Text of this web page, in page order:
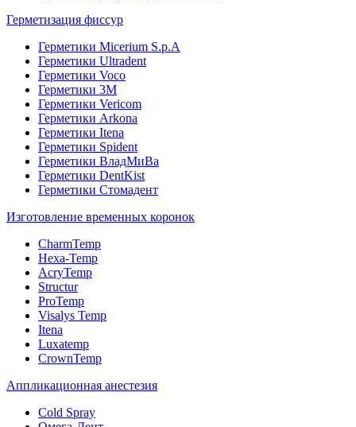
Герметизация фиссур
Герметики Micerium S.p.A
Герметики Ultradent
Герметики Voco
Герметики 3M
Герметики Vericom
Герметики Arkona
Герметики Itena
Герметики Spident
Герметики ВладМиВа
Герметики DentKist
Герметики Стомадент
Изготовление временных коронок
CharmTemp
Hexa-Temp
AcryTemp
Structur
ProTemp
Visalys Temp
Itena
Luxatemp
CrownTemp
Аппликационная анестезия
Cold Spray